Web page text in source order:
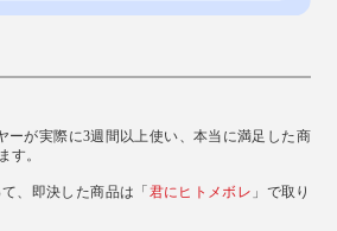
ーが実際に3週間以上使い、本当に満足した商
す。
、即決した商品は「君にヒトメボレ 」で取り